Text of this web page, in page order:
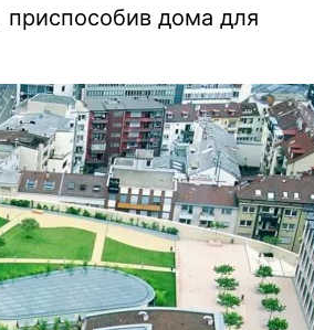
приспособив дома для